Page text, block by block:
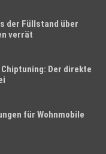
der Füllstand über
verrät
Der direkte
für Wohnmobile